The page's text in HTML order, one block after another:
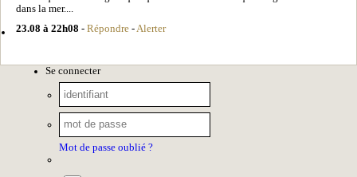
dans la mer....
23.08 à 22h08 - Répondre - Alerter
Se connecter
Mot de passe oublié ?